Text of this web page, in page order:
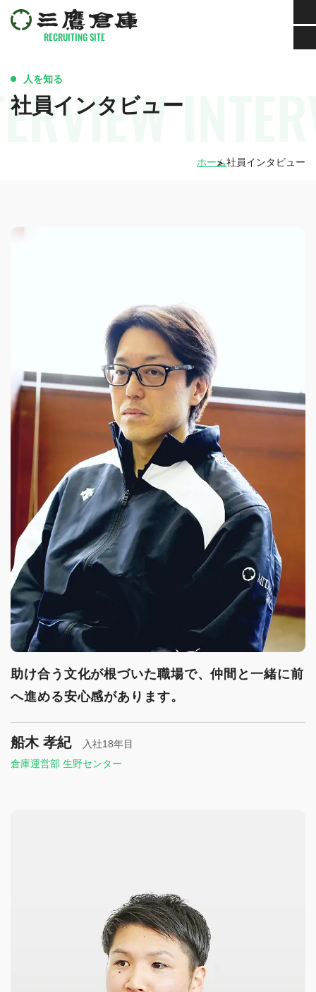
RECRUITING SITE
人を知る
社員インタビュー
ホーム社員インタビュー
助け合う文化が根づいた職場で、仲間と一緒に前
へ進める安心感があります。
船木 孝紀
入社18年目
倉庫運営部 生野センター